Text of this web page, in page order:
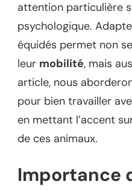
attention particulière
psychologique.
équidés permet non
leur mobilité, mais
article, nous
pour bien travailler
en mettant l’accent
de ces animaux.
Importance